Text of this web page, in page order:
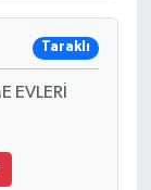
Taraklı
EVLERİ